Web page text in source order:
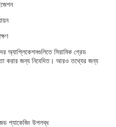
অ্যাপ্লিকেশনগুলিতে সিরামিক গ্রেড
করার জন্য নিবেদিত। আরও তথ্যের জন্য
প্যাকেজিং উপলব্ধ